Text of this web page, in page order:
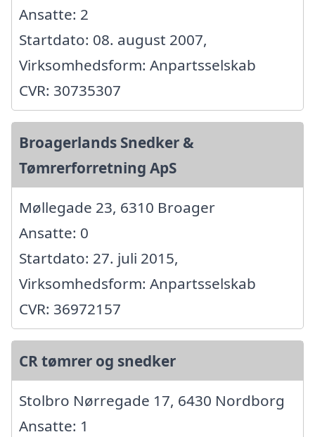
Ansatte: 2
Startdato: 08. august 2007,
Virksomhedsform: Anpartsselskab
CVR: 30735307
Broagerlands Snedker &
Tømrerforretning ApS
Møllegade 23, 6310 Broager
Ansatte: 0
Startdato: 27. juli 2015,
Virksomhedsform: Anpartsselskab
CVR: 36972157
CR tømrer og snedker
Stolbro Nørregade 17, 6430 Nordborg
Ansatte: 1